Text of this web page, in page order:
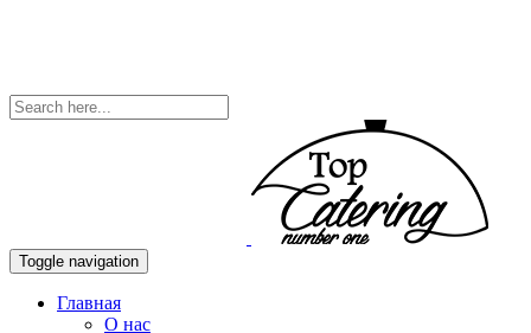
Toggle navigation
Главная
О нас